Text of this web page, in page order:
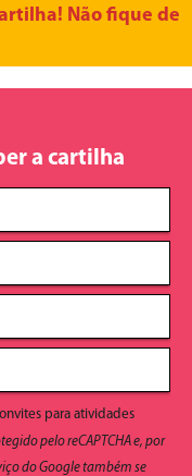
Não fique de
a cartilha
para atividades
pelo reCAPTCHA e, por
do Google também se